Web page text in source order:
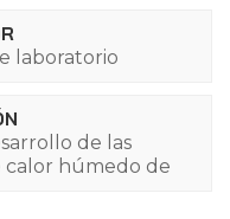
laboratorio
de las
calor húmedo de